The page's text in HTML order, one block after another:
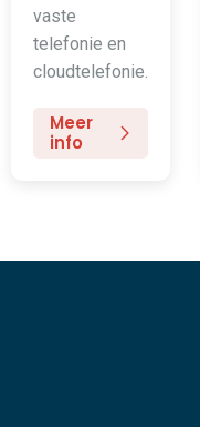
vaste
telefonie en
cloudtelefonie.
Meer
info